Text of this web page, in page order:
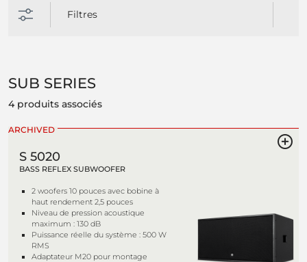
Filtres
SUB SERIES
4 produits associés
ARCHIVED
S 5020
BASS REFLEX SUBWOOFER
2 woofers 10 pouces avec bobine à
haut rendement 2,5 pouces
Niveau de pression acoustique
maximum : 130 dB
Puissance réelle du système : 500 W
RMS
Adaptateur M20 pour montage